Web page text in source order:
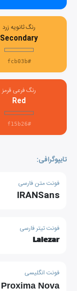
رنگ ثانویه زرد
Secondary
#fcb03b
رنگ فرعی قرمز
Red
#f15b26
تایپوگرافی:
فونت متن فارسی
IRANSans
فونت تیتر فارسی
Lalezar
فونت انگلیسی
Proxima Nova